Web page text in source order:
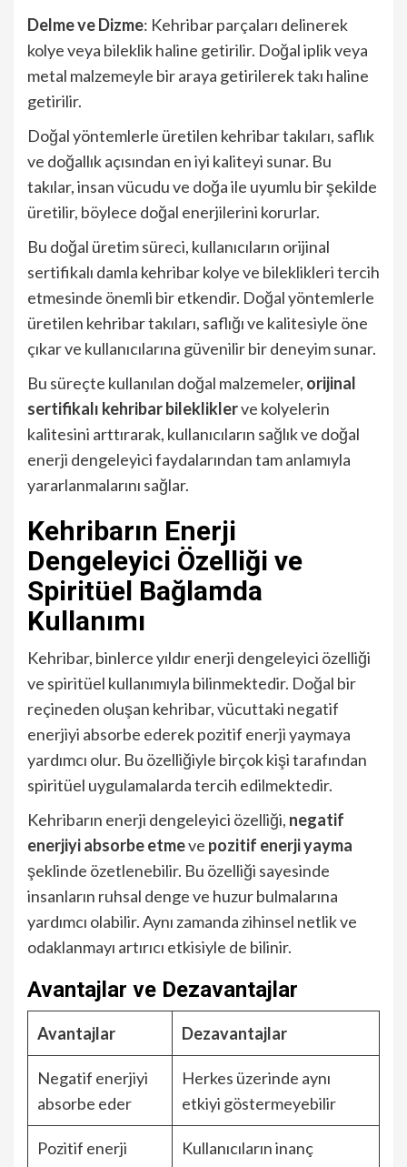
Delme ve Dizme: Kehribar parçaları delinerek
kolye veya bileklik haline getirilir. Doğal iplik veya
metal malzemeyle bir araya getirilerek takı haline
getirilir.
Doğal yöntemlerle üretilen kehribar takıları, saflık
ve doğallık açısından en iyi kaliteyi sunar. Bu
takılar, insan vücudu ve doğa ile uyumlu bir şekilde
üretilir, böylece doğal enerjilerini korurlar.
Bu doğal üretim süreci, kullanıcıların orijinal
sertifikalı damla kehribar kolye ve bileklikleri tercih
etmesinde önemli bir etkendir. Doğal yöntemlerle
üretilen kehribar takıları, saflığı ve kalitesiyle öne
çıkar ve kullanıcılarına güvenilir bir deneyim sunar.
Bu süreçte kullanılan doğal malzemeler, orijinal
sertifikalı kehribar bilekliklerve kolyelerin
kalitesini arttırarak, kullanıcıların sağlık ve doğal
enerji dengeleyici faydalarından tam anlamıyla
yararlanmalarını sağlar.
Kehribarın Enerji
Dengeleyici Özelliği ve
Spiritüel Bağlamda
Kullanımı
Kehribar, binlerce yıldır enerji dengeleyici özelliği
ve spiritüel kullanımıyla bilinmektedir. Doğal bir
reçineden oluşan kehribar, vücuttaki negatif
enerjiyi absorbe ederek pozitif enerji yaymaya
yardımcı olur. Bu özelliğiyle birçok kişi tarafından
spiritüel uygulamalarda tercih edilmektedir.
Kehribarın enerji dengeleyici özelliği, negatif
enerjiyi absorbe etmeve pozitif enerji yayma
şeklinde özetlenebilir. Bu özelliği sayesinde
insanların ruhsal denge ve huzur bulmalarına
yardımcı olabilir. Aynı zamanda zihinsel netlik ve
odaklanmayı artırıcı etkisiyle de bilinir.
Avantajlar ve Dezavantajlar
Avantajlar Dezavantajlar
Negatif enerjiyi
absorbe eder
Herkes üzerinde aynı
etkiyi göstermeyebilir
Pozitif enerji
Kullanıcıların inanç